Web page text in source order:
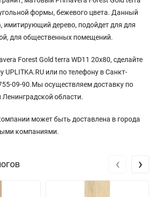
формы, бежевого цвета. Данный
имитирующий дерево, подойдет для для
для общественных помещений.
Forest Gold terra WD11 20x80, сделайте
UPLITKA.RU или по телефону в Санкт-
09-90.Мы осуществляем доставку по
Ленинградской области.
может быть доставлена в города
компаниями.
‹ ›